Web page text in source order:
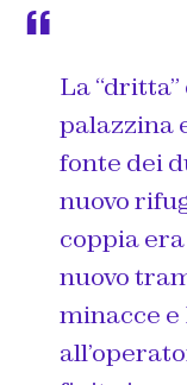
La
palazzina
fonte dei
nuovo
coppia
nuovo
minacce